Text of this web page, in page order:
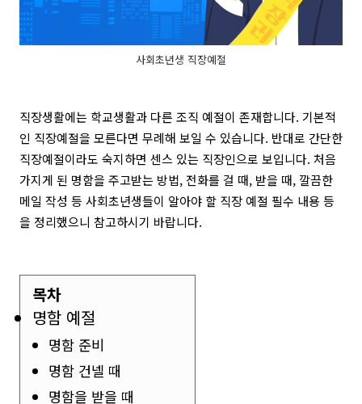
사회초년생 직장예절
직장생활에는 학교생활과 다른 조직 예절이 존재합니다. 기본적
인 직장예절을 모른다면 무례해 보일 수 있습니다. 반대로 간단한
직장예절이라도 숙지하면 센스 있는 직장인으로 보입니다. 처음
가지게 된 명함을 주고받는 방법, 전화를 걸 때, 받을 때, 깔끔한
메일 작성 등 사회초년생들이 알아야 할 직장 예절 필수 내용 등
을 정리했으니 참고하시기 바랍니다.
목차
명함 예절
명함 준비
명함 건넬 때
명함을 받을 때